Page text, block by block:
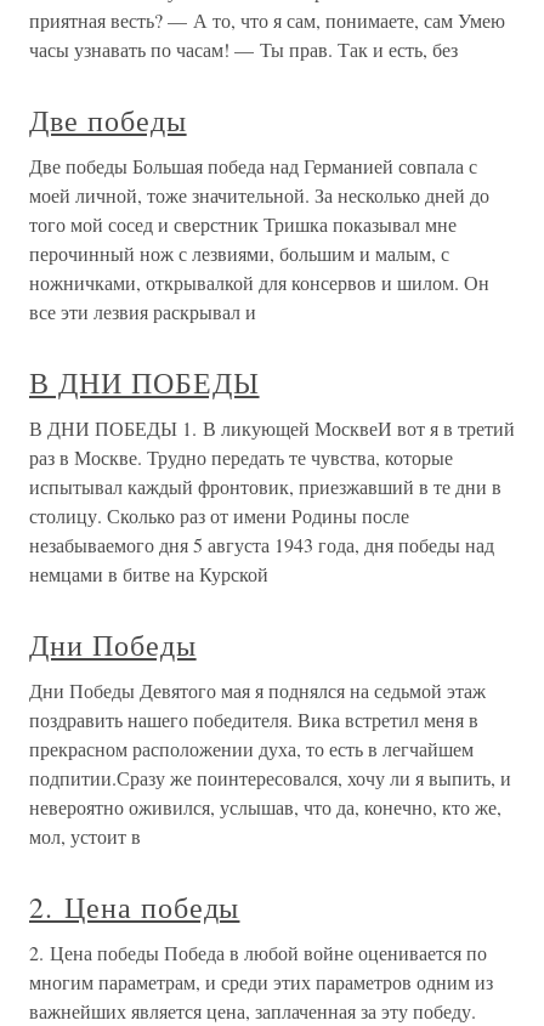
приятная весть? — А то, что я сам, понимаете, сам Умею
часы узнавать по часам! — Ты прав. Так и есть, без
Две победы
Две победы Большая победа над Германией совпала с
моей личной, тоже значительной. За несколько дней до
того мой сосед и сверстник Тришка показывал мне
перочинный нож с лезвиями, большим и малым, с
ножничками, открывалкой для консервов и шилом. Он
все эти лезвия раскрывал и
В ДНИ ПОБЕДЫ
В ДНИ ПОБЕДЫ 1. В ликующей МосквеИ вот я в третий
раз в Москве. Трудно передать те чувства, которые
испытывал каждый фронтовик, приезжавший в те дни в
столицу. Сколько раз от имени Родины после
незабываемого дня 5 августа 1943 года, дня победы над
немцами в битве на Курской
Дни Победы
Дни Победы Девятого мая я поднялся на седьмой этаж
поздравить нашего победителя. Вика встретил меня в
прекрасном расположении духа, то есть в легчайшем
подпитии.Сразу же поинтересовался, хочу ли я выпить, и
невероятно оживился, услышав, что да, конечно, кто же,
мол, устоит в
2. Цена победы
2. Цена победы Победа в любой войне оценивается по
многим параметрам, и среди этих параметров одним из
важнейших является цена, заплаченная за эту победу.